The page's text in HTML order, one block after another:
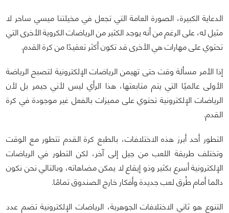
الدعاية الكبيرة، الصورة العامة التي تجعل في مخيلتنا ميسي ساحر لا
مثيل له، على الرغم من أنه يوجد الكثير من الرياضات الكروية الأخرى التي
تحتوي على مهارات هي الأخرى قد تكون أكثر تعقيدًا من كرة القدم.
إذا الأمر مسألة وقت حتى تهيمن الرياضات الإلكترونية لتصبح الرياضة
الأولى عالميًا التي يتم متابعتها، هذا الرأي ليس لأني جيمر بل لأن
الرياضات الإلكترونية تحتوي على مميزات بالفعل غير موجودة في كرة
القدم.
التطور أحد أبرز هذه الاختلافات، بالطبع كرة القدم تتطور مع الوقت
وتختلف طريقة اللعب من جيل إلى آخر، لكن التطور في الرياضات
الإلكترونية أسرع بكثير وذو إيقاع لا يمكن مضاهاته، وبالتالي نحن نكون
دائما أمام طُرق لعب جديدة وأفكار خارج الصندوق تمامًا.
التنوع هو ثاني الاختلافات الجوهرية، الرياضات الإلكترونية تضم عدد